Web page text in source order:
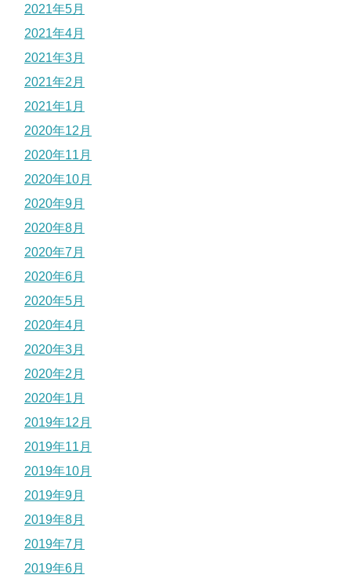
2021年5月
2021年4月
2021年3月
2021年2月
2021年1月
2020年12月
2020年11月
2020年10月
2020年9月
2020年8月
2020年7月
2020年6月
2020年5月
2020年4月
2020年3月
2020年2月
2020年1月
2019年12月
2019年11月
2019年10月
2019年9月
2019年8月
2019年7月
2019年6月